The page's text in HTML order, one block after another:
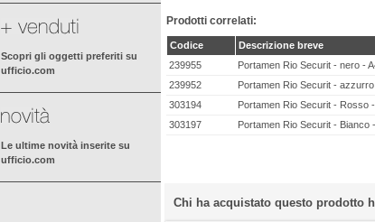
Scopri gli oggetti preferiti su
ufficio.com
Le ultime novità inserite su
ufficio.com
Prodotti correlati:
Codice Descrizione breve
239955
Portamen Rio Securit - nero -
239952
Portamen Rio Securit -
303194
Portamen Rio Securit - Rosso
303197
Portamen Rio Securit - Bianco
Chi ha acquistato questo prodotto